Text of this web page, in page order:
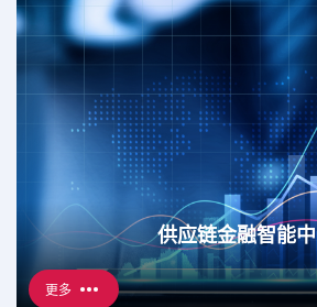
供应链金融智能
更多